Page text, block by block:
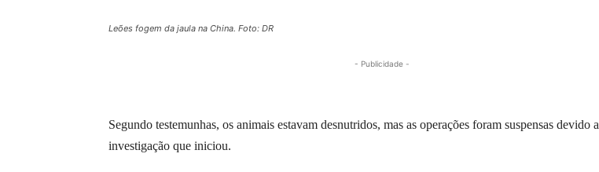
Leões fogem da jaula na China. Foto: DR
- Publicidade -
Segundo testemunhas, os animais estavam desnutridos, mas as operações foram suspensas devido a
investigação que iniciou.